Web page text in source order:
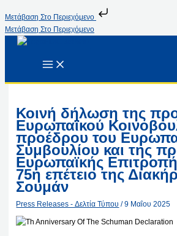
Μετάβαση Στο Περιεχόμενο
Μετάβαση Στο Περιεχόμενο
Κοινή δήλωση της
Ευρωπαϊκού
προέδρου του
Συμβουλίου και της
Ευρωπαϊκής
75η επέτειο της
Σουμάν
Press Releases - Δελτία Τύπου /9 Μαΐου 2025